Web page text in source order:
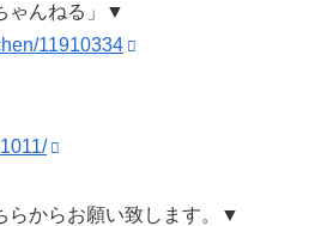
ゃんねる」▼
11910334
らからお願い致します。▼